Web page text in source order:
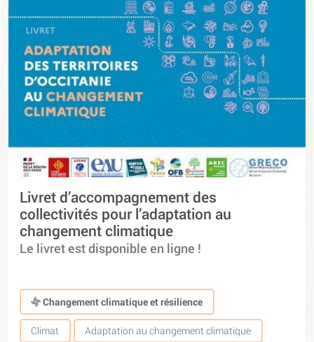
Livret d’accompagnement des
collectivités pour l’adaptation au
changement climatique
Le livret est disponible en ligne !
Changement climatique et résilience
Climat Adaptation au changement climatique